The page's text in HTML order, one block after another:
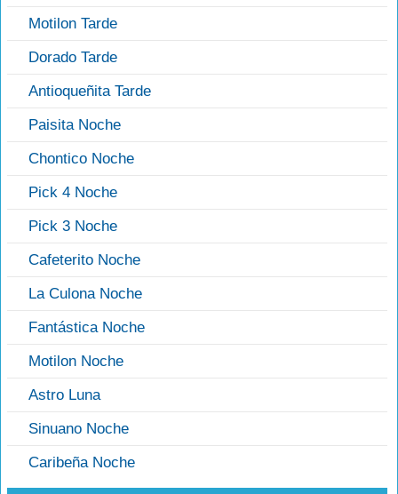
Motilon Tarde
Dorado Tarde
Antioqueñita Tarde
Paisita Noche
Chontico Noche
Pick 4 Noche
Pick 3 Noche
Cafeterito Noche
La Culona Noche
Fantástica Noche
Motilon Noche
Astro Luna
Sinuano Noche
Caribeña Noche